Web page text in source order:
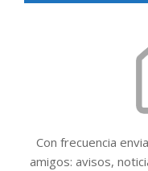
Con frecuencia
amigos: avisos,